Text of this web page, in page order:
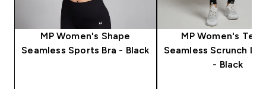
MP Women's Shape
Seamless Sports Bra - Black
MP Women's
Seamless Scrunch
- Black